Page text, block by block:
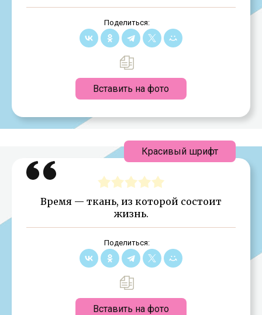
Поделиться:
Вставить на фото
Время — ткань, из которой состоит
жизнь.
Поделиться:
Вставить на фото
Красивый шрифт